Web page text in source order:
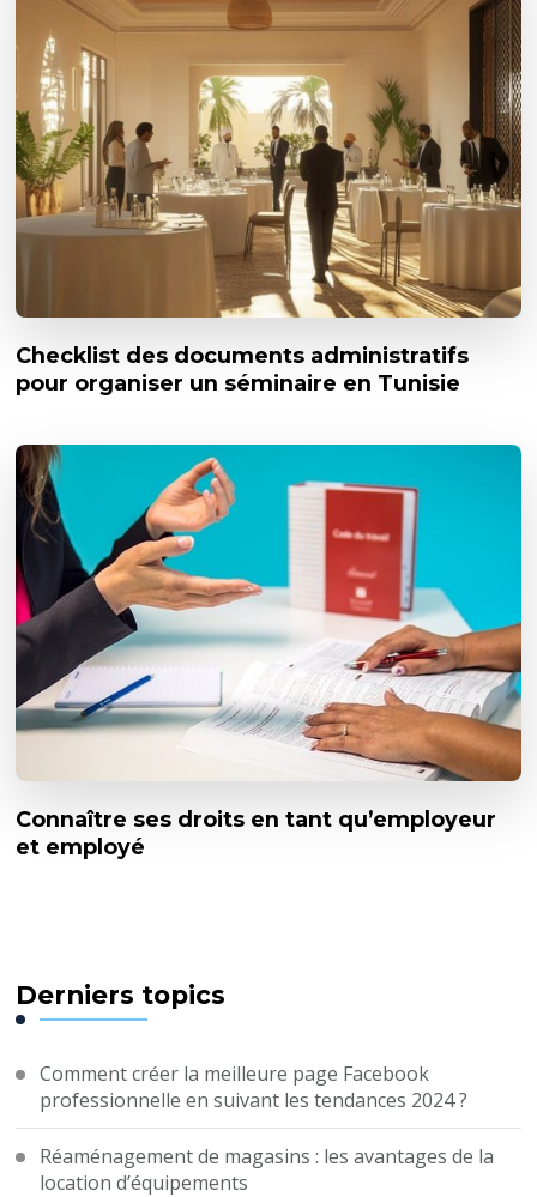
Checklist des documents administratifs
pour organiser un séminaire en Tunisie
Connaître ses droits en tant qu’employeur
et employé
Derniers topics
Comment créer la meilleure page Facebook
professionnelle en suivant les tendances 2024 ?
Réaménagement de magasins : les avantages de la
location d’équipements